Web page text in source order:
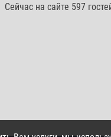
Сейчас на сайте 597